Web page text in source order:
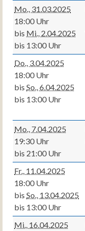
Mo., 31.03.2025
18:00 Uhr
bis Mi., 2.04.2025
bis 13:00 Uhr
Do., 3.04.2025
18:00 Uhr
bis So., 6.04.2025
bis 13:00 Uhr
Mo., 7.04.2025
19:30 Uhr
bis 21:00 Uhr
Fr., 11.04.2025
18:00 Uhr
bis So., 13.04.2025
bis 13:00 Uhr
Mi., 16.04.2025